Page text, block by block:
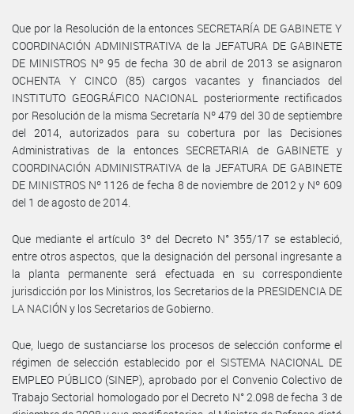
Que por la Resolución de la entonces SECRETARÍA DE GABINETE Y
COORDINACIÓN ADMINISTRATIVA de la JEFATURA DE GABINETE
DE MINISTROS Nº 95 de fecha 30 de abril de 2013 se asignaron
OCHENTA Y CINCO (85) cargos vacantes y financiados del
INSTITUTO GEOGRÁFICO NACIONAL posteriormente rectificados
por Resolución de la misma Secretaría Nº 479 del 30 de septiembre
del 2014, autorizados para su cobertura por las Decisiones
Administrativas de la entonces SECRETARIA de GABINETE y
COORDINACIÓN ADMINISTRATIVA de la JEFATURA DE GABINETE
DE MINISTROS Nº 1126 de fecha 8 de noviembre de 2012 y Nº 609
del 1 de agosto de 2014.
Que mediante el artículo 3º del Decreto N° 355/17 se estableció,
entre otros aspectos, que la designación del personal ingresante a
la planta permanente será efectuada en su correspondiente
jurisdicción por los Ministros, los Secretarios de la PRESIDENCIA DE
LA NACIÓN y los Secretarios de Gobierno.
Que, luego de sustanciarse los procesos de selección conforme el
régimen de selección establecido por el SISTEMA NACIONAL DE
EMPLEO PÚBLICO (SINEP), aprobado por el Convenio Colectivo de
Trabajo Sectorial homologado por el Decreto N° 2.098 de fecha 3 de